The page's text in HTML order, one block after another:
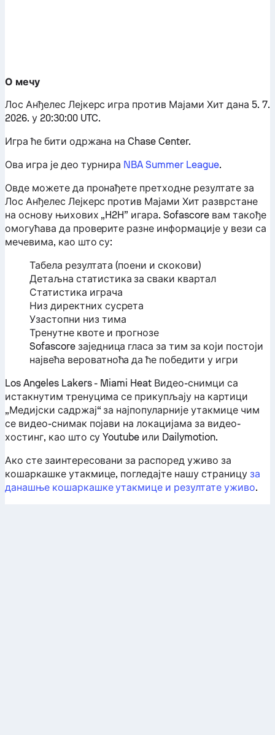
О мечу
Лос Анђелес Лејкерс игра против Мајами Хит дана 5. 7.
2026. у 20:30:00 UTC.
Игра ће бити одржана на Chase Center.
Ова игра је део турнира NBA Summer League.
Овде можете да пронађете претходне резултате за
Лос Анђелес Лејкерс против Мајами Хит разврстане
на основу њихових „H2H” игара. Sofascore вам такође
омогућава да проверите разне информације у вези са
мечевима, као што су:
Табела резултата (поени и скокови)
Детаљна статистика за сваки квартал
Статистика играча
Низ директних сусрета
Узастопни низ тима
Тренутне квоте и прогнозе
Sofascore заједница гласа за тим за који постоји
највећа вероватноћа да ће победити у игри
Los Angeles Lakers - Miami Heat Видео-снимци са
истакнутим тренуцима се прикупљају на картици
„Медијски садржај“ за најпопуларније утакмице чим
се видео-снимак појави на локацијама за видео-
хостинг, као што су Youtube или Dailymotion.
Ако сте заинтересовани за распоред уживо за
кошаркашке утакмице, погледајте нашу страницу за
данашње кошаркашке утакмице и резултате уживо.